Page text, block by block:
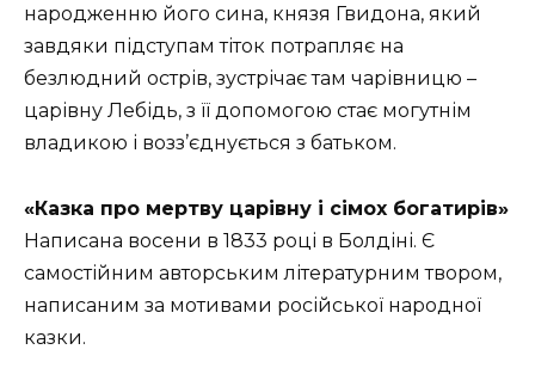
народженню його сина, князя Гвидона, який
завдяки підступам тіток потрапляє на
безлюдний острів, зустрічає там чарівницю –
царівну Лебідь, з її допомогою стає могутнім
владикою і возз’єднується з батьком.
«Казка про мертву царівну і сімох богатирів»
Написана восени в 1833 році в Болдіні. Є
самостійним авторським літературним твором,
написаним за мотивами російської народної
казки.